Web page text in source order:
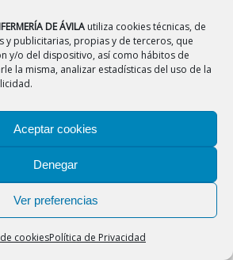
DE ÁVILA utiliza cookies técnicas, de
y publicitarias, propias y de terceros, que
y/o del dispositivo, así como hábitos de
la misma, analizar estadísticas del uso de la
Aceptar cookies
Denegar
Ver preferencias
cookiesPolítica de Privacidad
con el paciente Actitud proactiva
Interesadas/os contactar con
Visedo en el correo-e